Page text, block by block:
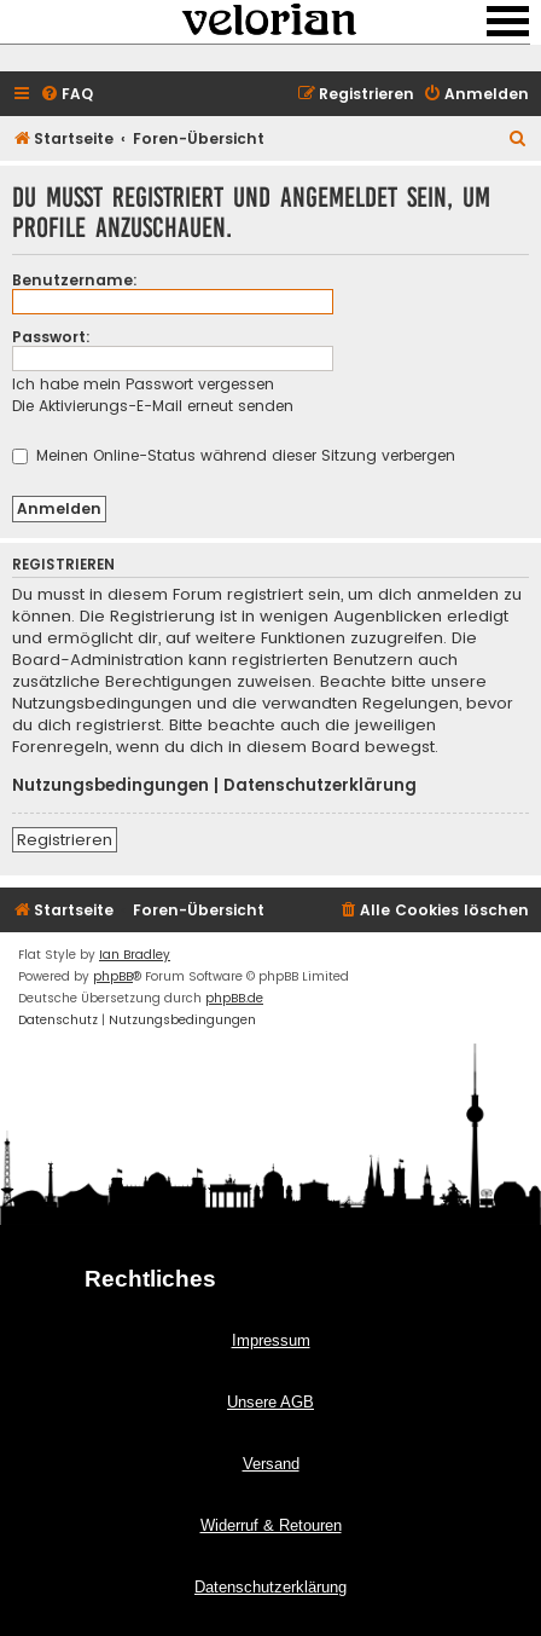
FAQ Anmelden
Registrieren
Startseite Foren-Übersicht
Du musst registriert und angemeldet sein, um
Profile anzuschauen.
Benutzername:
Passwort:
Ich habe mein Passwort vergessen
Die Aktivierungs-E-Mail erneut senden
Meinen Online-Status während dieser Sitzung verbergen
REGISTRIEREN
Du musst in diesem Forum registriert sein, um dich anmelden zu
können. Die Registrierung ist in wenigen Augenblicken erledigt
und ermöglicht dir, auf weitere Funktionen zuzugreifen. Die
Board-Administration kann registrierten Benutzern auch
zusätzliche Berechtigungen zuweisen. Beachte bitte unsere
Nutzungsbedingungen und die verwandten Regelungen, bevor
du dich registrierst. Bitte beachte auch die jeweiligen
Forenregeln, wenn du dich in diesem Board bewegst.
Nutzungsbedingungen | Datenschutzerklärung
Registrieren
Startseite Foren-Übersicht Alle Cookies löschen
Flat Style by Ian Bradley
Powered by phpBB® Forum Software © phpBB Limited
Deutsche Übersetzung durch phpBB.de
Datenschutz | Nutzungsbedingungen
Rechtliches
Impressum
Unsere AGB
Versand
Widerruf & Retouren
Datenschutzerklärung